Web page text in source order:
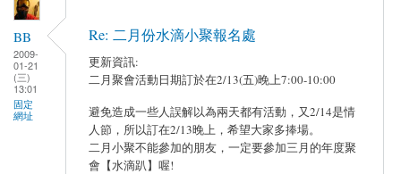
BB
2009-
01-21
(三)
13:01
固定
網址
Re: 二月份水滴小聚報名處
更新資訊:
二月聚會活動日期訂於在2/13(五)晚上7:00-10:00
避免造成一些人誤解以為兩天都有活動，又2/14是情
人節，所以訂在2/13晚上，希望大家多捧場。
二月小聚不能參加的朋友，一定要參加三月的年度聚
會【水滴趴】喔!